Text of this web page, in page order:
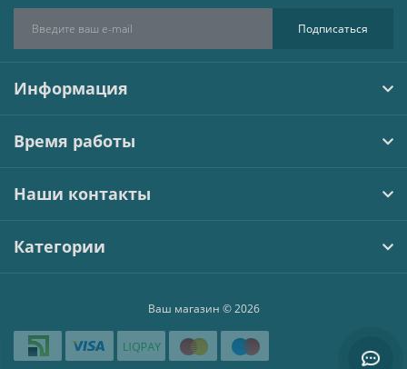
гарантия качества на все модели зарядок
быстрая доставка по всей Украине;
сигареты, которая обеспечит безопасную и
любого типа быстро, выгодно и с полной уверенностью
Подписаться
Информация
Время работы
Наши контакты
Категории
Ваш магазин © 2026